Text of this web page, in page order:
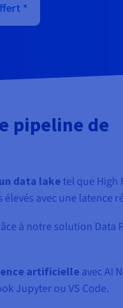
*
pipeline de
data lake tel que High
avec une latence
à notre solution Data
artificielle avec AI
Jupyter ou VS Code.